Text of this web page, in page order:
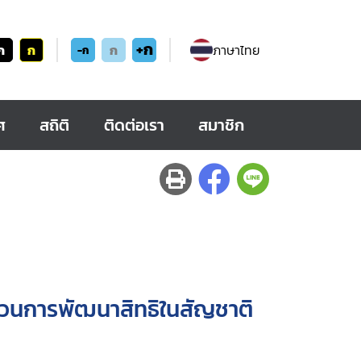
ก -ก ก +ก ภาษาไทย
สถิติ ติดต่อเรา สมาชิก
วนการพัฒนาสิทธิในสัญชาติ